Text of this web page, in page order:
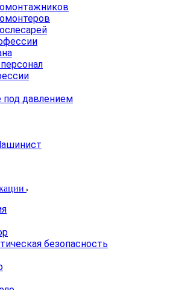
под давлением
безопасность